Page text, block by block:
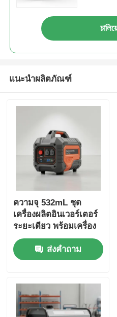
แนะนำผลิตภัณฑ์
ความจุ 532mL ชุด
เครื่องผลิตอินเวอร์เตอร์
ระยะเดียว พร้อมเครื่อง
ชาร์จ USB DC5V1A
แหล่งพลังงานสํารอง
ฉุกเฉิน
ส่งคำถาม